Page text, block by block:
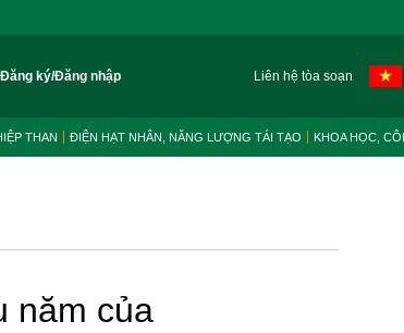
Đăng ký/Đăng nhập Liên hệ tòa soạn
THAN ĐIỆN HẠT NHÂN, NĂNG LƯỢNG TÁI TẠO KHOA HỌC,
năm của